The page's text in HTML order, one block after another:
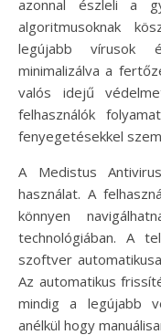
azonnal észleli a
algoritmusoknak
legújabb vírusok
minimalizálva a
valós idejű
felhasználók
fenyegetésekkel
A Medistus
használat. A
könnyen
technológiában. A
szoftver
Az automatikus
mindig a legújabb
anélkül hogy